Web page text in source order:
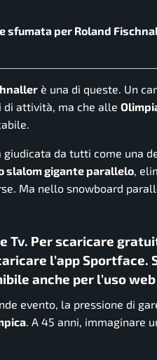
sfumata per Roland
è una di queste. Un
di attività, ma che alle
giudicata da tutti come una
slalom gigante parallelo,
Ma nello snowboard
Per scaricare
l’app Sportface.
anche per l’uso web
evento, la pressione di
. A 45 anni, immaginare